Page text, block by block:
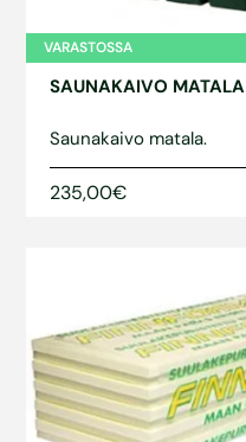
VARASTOSSA
SAUNAKAIVO MATALA
Saunakaivo matala.
235,00€